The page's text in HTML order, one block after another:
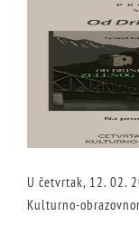
U četvrtak, 12. 02.
Kulturno-